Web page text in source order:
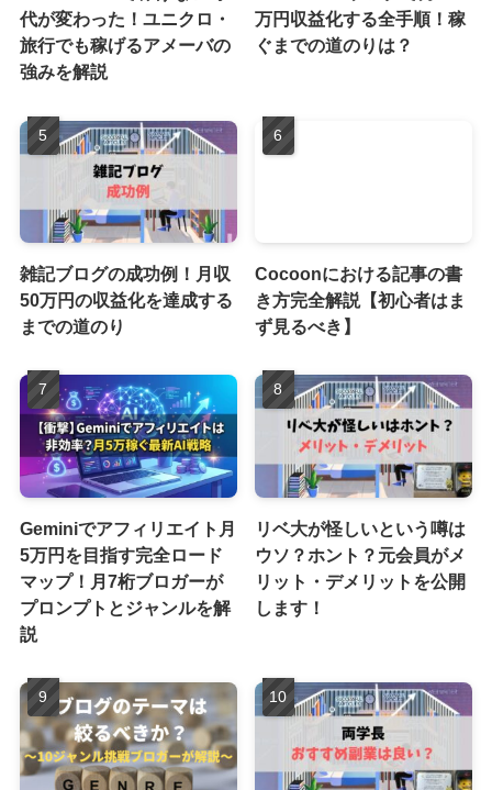
代が変わった！ユニクロ・
旅行でも稼げるアメーバの
強みを解説
万円収益化する全手順！稼
ぐまでの道のりは？
雑記ブログの成功例！月収
50万円の収益化を達成する
までの道のり
Cocoonにおける記事の書
き方完全解説【初心者はま
ず見るべき】
Geminiでアフィリエイト月
5万円を目指す完全ロード
マップ！月7桁ブロガーが
プロンプトとジャンルを解
説
リベ大が怪しいという噂は
ウソ？ホント？元会員がメ
リット・デメリットを公開
します！